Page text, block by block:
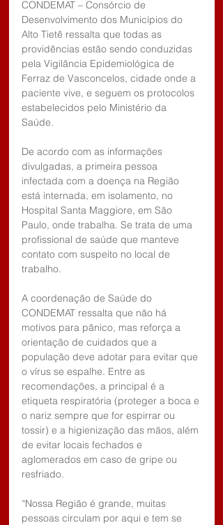
CONDEMAT – Consórcio de
Desenvolvimento dos Municípios do
Alto Tietê ressalta que todas as
providências estão sendo conduzidas
pela Vigilância Epidemiológica de
Ferraz de Vasconcelos, cidade onde a
paciente vive, e seguem os protocolos
estabelecidos pelo Ministério da
Saúde.
De acordo com as informações
divulgadas, a primeira pessoa
infectada com a doença na Região
está internada, em isolamento, no
Hospital Santa Maggiore, em São
Paulo, onde trabalha. Se trata de uma
profissional de saúde que manteve
contato com suspeito no local de
trabalho.
A coordenação de Saúde do
CONDEMAT ressalta que não há
motivos para pânico, mas reforça a
orientação de cuidados que a
população deve adotar para evitar que
o vírus se espalhe. Entre as
recomendações, a principal é a
etiqueta respiratória (proteger a boca e
o nariz sempre que for espirrar ou
tossir) e a higienização das mãos, além
de evitar locais fechados e
aglomerados em caso de gripe ou
resfriado.
“Nossa Região é grande, muitas
pessoas circulam por aqui e tem se